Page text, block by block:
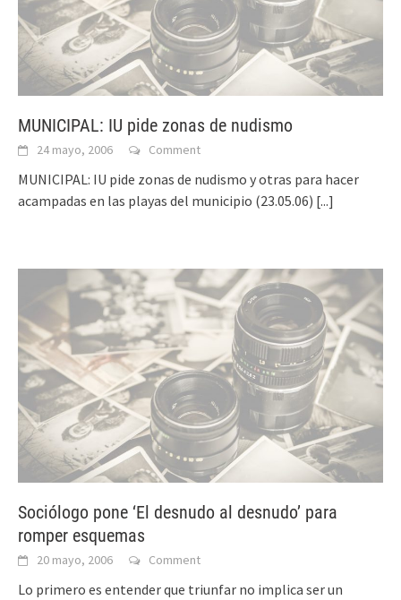
MUNICIPAL: IU pide zonas de nudismo
24 mayo, 2006 Comment
MUNICIPAL: IU pide zonas de nudismo y otras para hacer
acampadas en las playas del municipio (23.05.06) [...]
Sociólogo pone ‘El desnudo al desnudo’ para
romper esquemas
20 mayo, 2006 Comment
Lo primero es entender que triunfar no implica ser un